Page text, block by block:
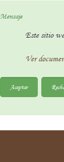
Mensaje
Este sitio
Ver
Aceptar